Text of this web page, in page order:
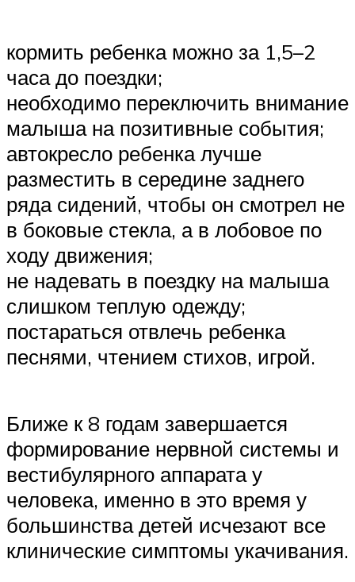
кормить ребенка можно за 1,5–2
часа до поездки;
необходимо переключить внимание
малыша на позитивные события;
автокресло ребенка лучше
разместить в середине заднего
ряда сидений, чтобы он смотрел не
в боковые стекла, а в лобовое по
ходу движения;
не надевать в поездку на малыша
слишком теплую одежду;
постараться отвлечь ребенка
песнями, чтением стихов, игрой.
Ближе к 8 годам завершается
формирование нервной системы и
вестибулярного аппарата у
человека, именно в это время у
большинства детей исчезают все
клинические симптомы укачивания.